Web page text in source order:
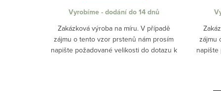
Vyrobíme - dodání do 14 dnů
Zakázková výroba na míru. V případě
zájmu o tento vzor prstenů nám prosím
napište požadované velikosti do dotazu k
zájmu